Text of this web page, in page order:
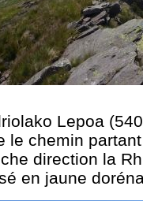
Lepoa
le chemin
direction la
en jaune